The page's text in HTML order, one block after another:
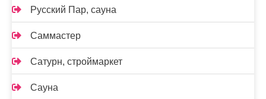
Русский Пар, сауна
Саммастер
Сатурн, строймаркет
Сауна